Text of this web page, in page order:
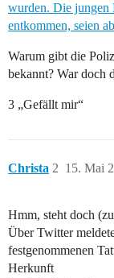
wurden. Die jungen
entkommen, seien
Warum gibt die
bekannt? War doch
3 „Gefällt mir“
Christa 15. Mai
2
Hmm, steht doch
Über Twitter
festgenommenen
Herkunft